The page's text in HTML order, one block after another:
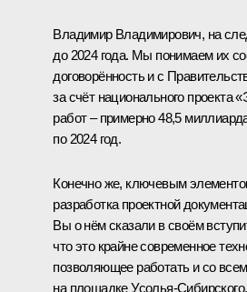
Владимир Владимирович, на
до 2024 года. Мы понимаем их
договорённость и с
за счёт национального проекта
работ – примерно 48,5
по 2024 год.
Конечно же, ключевым
разработка проектной
Вы о нём сказали в своём
что это крайне современное
позволяющее работать и со
на площадке Усолья-